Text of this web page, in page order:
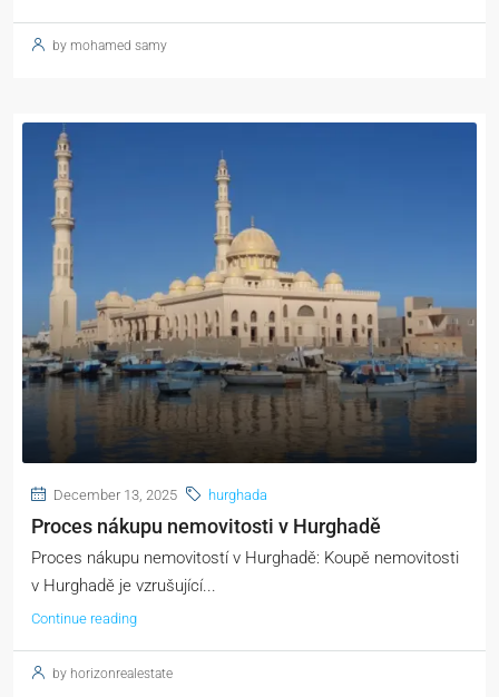
by mohamed samy
December 13, 2025 hurghada
Proces nákupu nemovitosti v Hurghadě
Proces nákupu nemovitostí v Hurghadě: Koupě nemovitosti
v Hurghadě je vzrušující...
Continue reading
by horizonrealestate